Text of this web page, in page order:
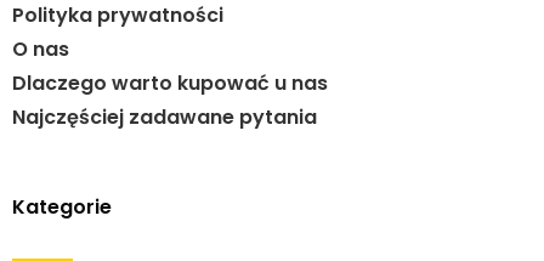
Polityka prywatności
O nas
Dlaczego warto kupować u nas
Najczęściej zadawane pytania
Kategorie